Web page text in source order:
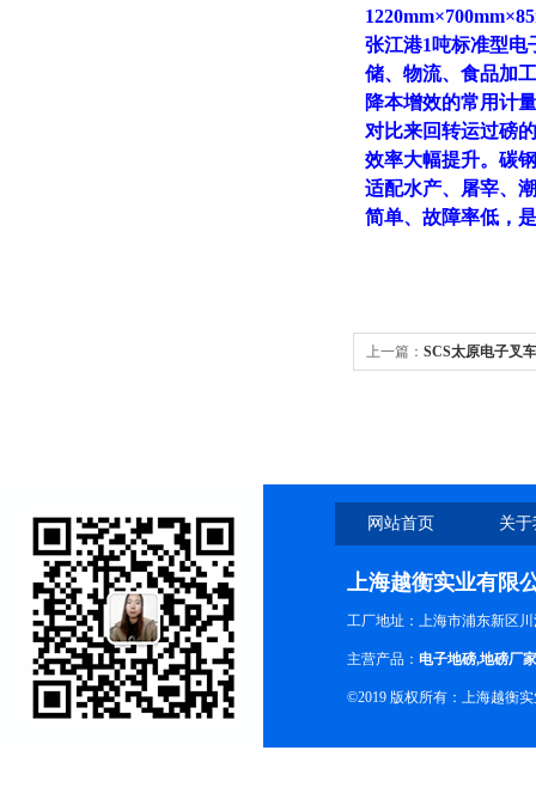
张江港1吨标准型电
储、物流、食品加
降本增效的常用计
对比来回转运过磅
效率大幅提升。碳
适配水产、屠宰、
简单、故障率低，
上一篇： SCS太原电子叉
网站首页 关
上海越衡实业有限
工厂地址：上海市浦东新区川
主营产品： 电子地磅,地磅厂家
©2019 版权所有：上海越衡